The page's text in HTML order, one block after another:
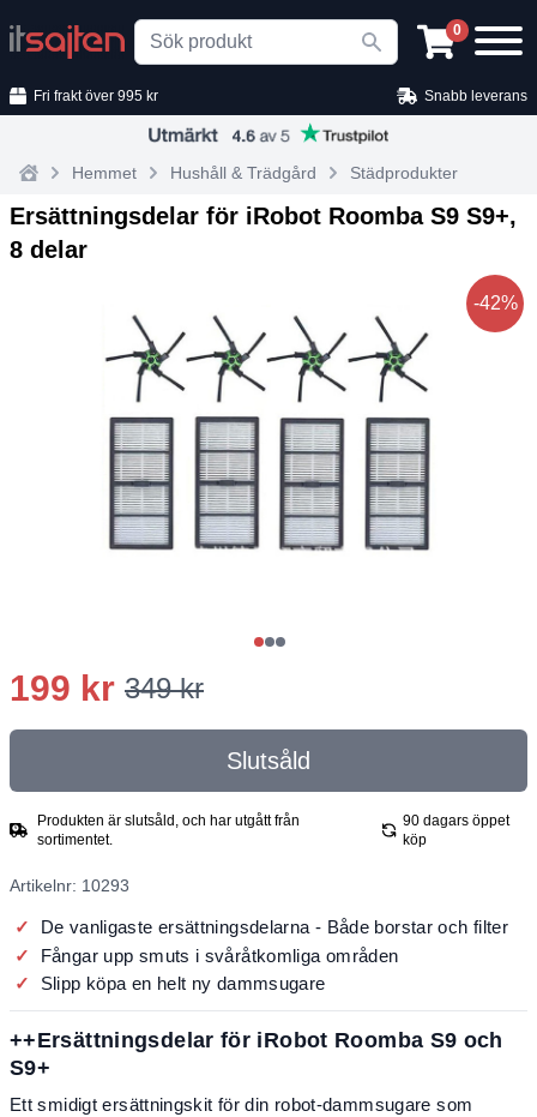
Search 0
Fri frakt över 995 kr Snabb leverans
Hemmet Hushåll & Trädgård Städprodukter
Ersättningsdelar för iRobot Roomba S9 S9+,
8 delar
-42%
199 kr 349 kr
Slutsåld
Produkten är slutsåld, och har utgått från
sortimentet.
90 dagars öppet
köp
Artikelnr: 10293
De vanligaste ersättningsdelarna - Både borstar och filter
Fångar upp smuts i svåråtkomliga områden
Slipp köpa en helt ny dammsugare
++Ersättningsdelar för iRobot Roomba S9 och
S9+
Ett smidigt ersättningskit för din robot-dammsugare som